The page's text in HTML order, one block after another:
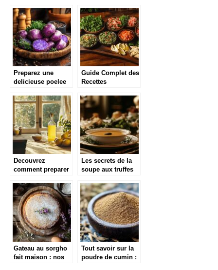
leur impact
fascinant
Noël qui raviront
les enfants
Preparez une
delicieuse poelee
terre violettes en
15 minutes
Guide Complet des
Recettes
Mezzes : Histoire
et Preparation des
Classiques
Decouvrez
comment preparer
maison
authentique
Les secrets de la
soupe aux truffes
VGE de Paul
Bocuse : un joyau
de la cuisine
francaise
Gateau au sorgho
fait maison : nos
Tout savoir sur la
poudre de cumin :